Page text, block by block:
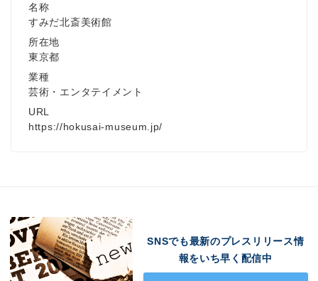
名称
すみだ北斎美術館
所在地
東京都
業種
芸術・エンタテイメント
URL
https://hokusai-museum.jp/
SNSでも最新のプレスリリース情
報をいち早く配信中